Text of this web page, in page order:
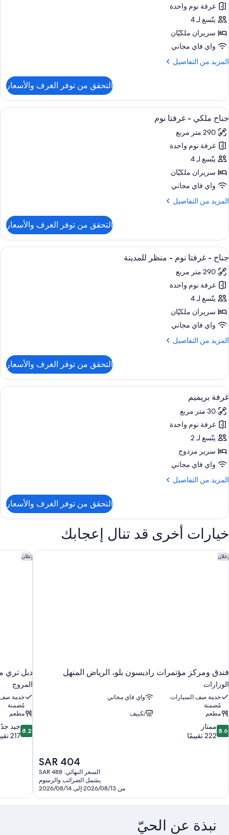
جناح
-
غرفتا
نوم
-
لغير
غرفة نوم واحدة
يتّسع لـ 4
سريران ملكيّان
واي فاي مجاني
المزيد من التفاصيل
المزيد
جناح
غرفتا
لغير
المدخنين
التحقق من توفر الغرف والأسعار
استعراض
جميع
صور
جناح
ملكي
-
غرفتا
نوم
ميني بار وخزنة داخل الغرفة ومكتب
15
جناح ملكي - غرفتا نوم
290 متر مربع
غرفة نوم واحدة
يتّسع لـ 4
سريران ملكيّان
واي فاي مجاني
المزيد من التفاصيل
المزيد
جناح
ملكي
-
غرفتا
نوم
التحقق من توفر الغرف والأسعار
استعراض
جميع
صور
جناح
-
غرفتا
نوم
-
منظر
12
جناح - غرفتا نوم - منظر للمدينة
290 متر مربع
غرفة نوم واحدة
يتّسع لـ 4
سريران ملكيّان
واي فاي مجاني
المزيد من التفاصيل
المزيد
جناح
غرفتا
نوم
منظر
للمدينة
التحقق من توفر الغرف والأسعار
استعراض
جميع
صور
غرفة
بريميم
ميني بار وخزنة داخل الغرفة ومكتب
9
غرفة بريميم
30 متر مربع
غرفة نوم واحدة
يتّسع لـ 2
سرير مزدوج
واي فاي مجاني
المزيد من التفاصيل
المزيد
غرفة
بريميم
التحقق من توفر الغرف والأسعار
خيارات أخرى قد تنال إعجابك
إعلان
فندق ومركز مؤتمرات راديسون بلو، الرياض المنهل
الوزارات
خدمة صف السيارات
مُضمنة
واي فاي مجاني
مطعم
تكييف
8.6
من
8.6 ممتاز
222 تقييمًا
السعر
الحالي
هو
SAR
404
SAR 404
السعر النهائي: SAR 488
يشمل الضرائب والرسوم
من 2026/08/13 إلى 2026/08/14
فندق ومركز مؤتمرات راديسون بلو، الرياض المنهل إعلان
دبل تري
المروج
خدمة صف
مُضمنة
مطعم
8.2
من
8.2 جيد
217 تقييمًا
دبل تري
نبذة عن الحيّ